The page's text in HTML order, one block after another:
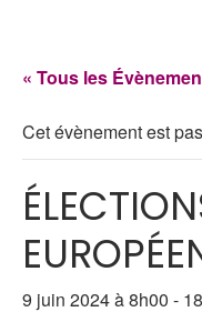
« Tous les
Cet évènement est
9 juin 2024 à 8h00 -